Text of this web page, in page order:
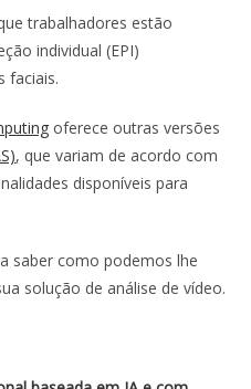
trabalhadores estão
individual (EPI)
faciais.
oferece outras versões
, que variam de acordo com
disponíveis para
saber como podemos lhe
solução de análise de vídeo.